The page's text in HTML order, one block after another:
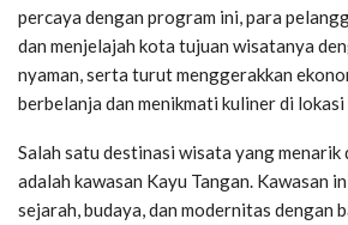
percaya dengan program ini, para
dan menjelajah kota tujuan wisatanya
nyaman, serta turut menggerakkan
berbelanja dan menikmati kuliner di lokasi
Salah satu destinasi wisata yang
adalah kawasan Kayu Tangan. Kawasan
sejarah, budaya, dan modernitas dengan